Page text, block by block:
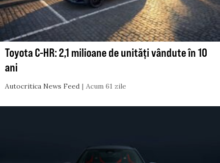
Toyota C-HR: 2,1 milioane de unități vândute în 10
ani
Autocritica News Feed Acum 61 zile